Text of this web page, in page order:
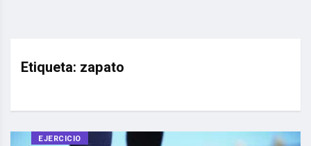
Etiqueta: zapato
EJERCICIO